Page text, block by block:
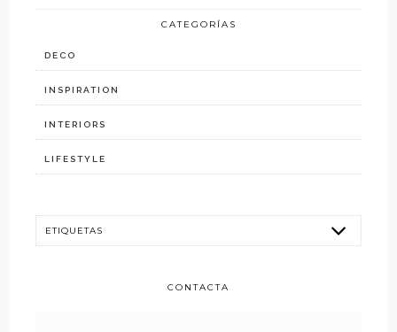
CATEGORÍAS
DECO
INSPIRATION
INTERIORS
LIFESTYLE
CONTACTA